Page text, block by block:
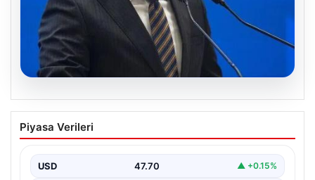
Bakan Işıkhan açıkladı! Tekstil
sektörüne yönelik işbirliği protokolü
Bakanlıktan yapılan açıklamaya göre, imza törenine
Piyasa Verileri
USD 47.70 ▲ +0.15%